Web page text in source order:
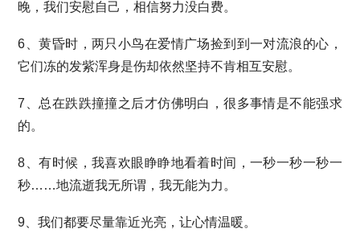
晚，我们安慰自己，相信努力没白费。
6、黄昏时，两只小鸟在爱情广场捡到到一对流浪的心，
它们冻的发紫浑身是伤却依然坚持不肯相互安慰。
7、总在跌跌撞撞之后才仿佛明白，很多事情是不能强求
的。
8、有时候，我喜欢眼睁睁地看着时间，一秒一秒一秒一
秒……地流逝我无所谓，我无能为力。
9、我们都要尽量靠近光亮，让心情温暖。